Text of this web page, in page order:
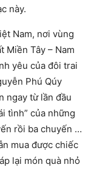
này.
Nam, nơi vùng
Miền Tây – Nam
yêu của đôi trai
Phú Qúy
ngay từ lần đầu
tình” của những
rồi ba chuyến …
mua được chiếc
lại món quà nhỏ